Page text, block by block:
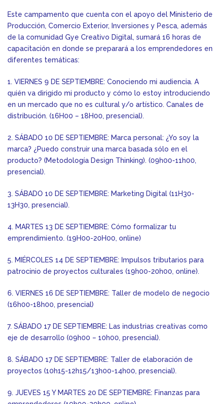
Este campamento que cuenta con el apoyo del Ministerio de
Producción, Comercio Exterior, Inversiones y Pesca, además
de la comunidad Gye Creativo Digital, sumará 16 horas de
capacitación en donde se preparará a los emprendedores en
diferentes temáticas:
1. VIERNES 9 DE SEPTIEMBRE: Conociendo mi audiencia. A
quién va dirigido mi producto y cómo lo estoy introduciendo
en un mercado que no es cultural y/o artístico. Canales de
distribución. (16H00 – 18H00, presencial).
2. SÁBADO 10 DE SEPTIEMBRE: Marca personal: ¿Yo soy la
marca? ¿Puedo construir una marca basada sólo en el
producto? (Metodología Design Thinking). (09h00-11h00,
presencial).
3. SÁBADO 10 DE SEPTIEMBRE: Marketing Digital (11H30-
13H30, presencial).
4. MARTES 13 DE SEPTIEMBRE: Cómo formalizar tu
emprendimiento. (19H00-20H00, online)
5. MIÉRCOLES 14 DE SEPTIEMBRE: Impulsos tributarios para
patrocinio de proyectos culturales (19h00-20h00, online).
6. VIERNES 16 DE SEPTIEMBRE: Taller de modelo de negocio
(16h00-18h00, presencial)
7. SÁBADO 17 DE SEPTIEMBRE: Las industrias creativas como
eje de desarrollo (09h00 – 10h00, presencial).
8. SÁBADO 17 DE SEPTIEMBRE: Taller de elaboración de
proyectos (10h15-12h15/13h00-14h00, presencial).
9. JUEVES 15 Y MARTES 20 DE SEPTIEMBRE: Finanzas para